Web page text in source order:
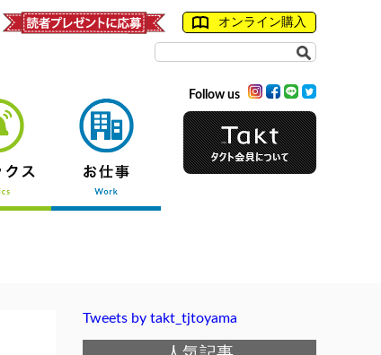
オンライン購入
Follow us
Tweets by takt_tjtoyama